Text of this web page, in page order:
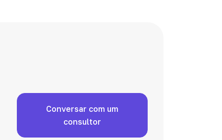
Conversar com um
consultor